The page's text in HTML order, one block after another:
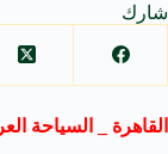
شارك
القاهرة _ السياحة